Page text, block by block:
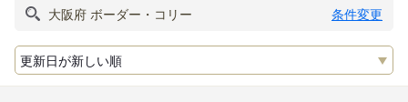
条件変更